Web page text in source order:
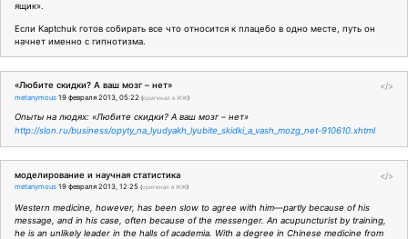
ящик».
Если Kaptchuk готов собирать все что относится к плацебо в одно месте, путь он
начнет именно с гипнотизма.
</>
«Любите скидки? А ваш мозг – нет»
metanymous 19 февраля 2013, 05:22 (оригинал в ЖЖ)
Опыты на людях: «Любите скидки? А ваш мозг – нет»
http://slon.ru/business/opyty_na_lyudyakh_lyubite_skidki_a_vash_mozg_net-910610.xhtml
</>
моделирование и научная статистика
metanymous 19 февраля 2013, 12:25 (оригинал в ЖЖ)
Western medicine, however, has been slow to agree with him—partly because of his
message, and in his case, often because of the messenger. An acupuncturist by training,
he is an unlikely leader in the halls of academia. With a degree in Chinese medicine from